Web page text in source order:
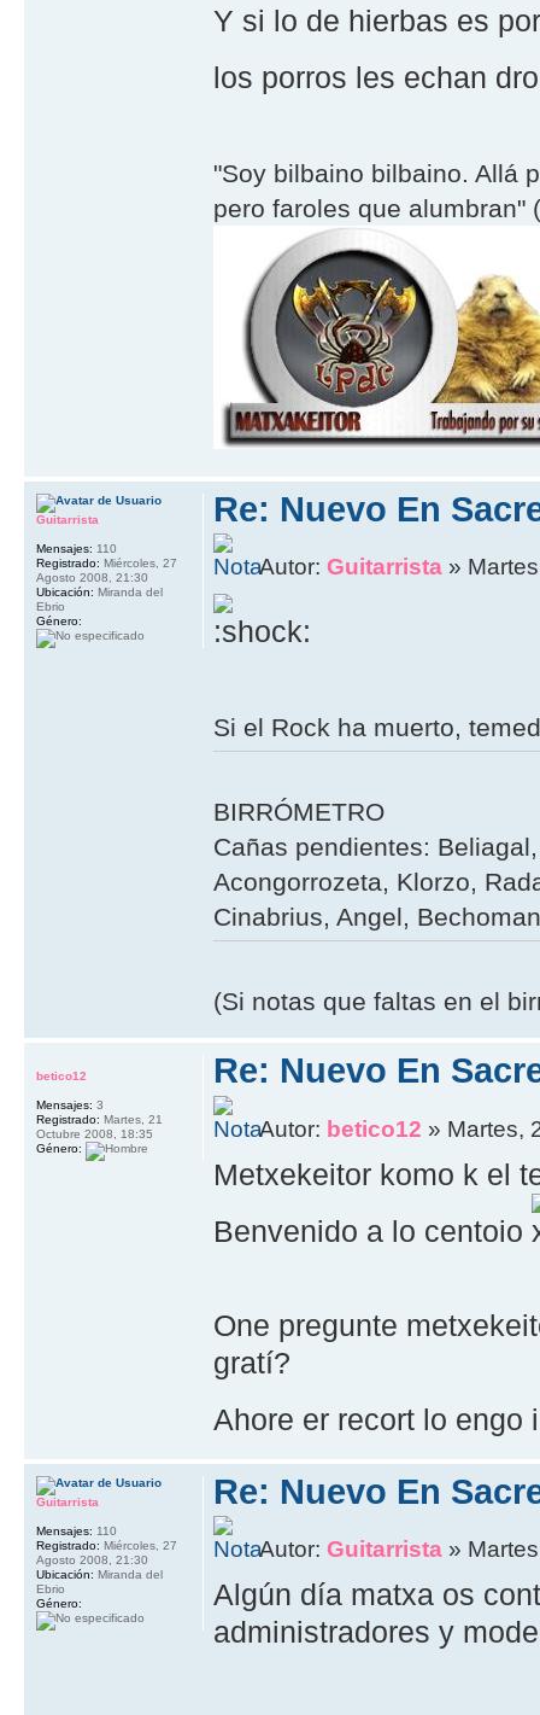
Y si lo de hierbas es
los porros les echan
"Soy bilbaino bilbaino. Allá
pero faroles que alumbran"
Re: Nuevo En
Autor:Guitarrista »
Si el Rock ha muerto,
BIRRÓMETRO
Cañas pendientes:
Acongorrozeta, Klorzo,
Cinabrius, Angel,
(Si notas que faltas en el
Guitarrista
Mensajes: 110
Registrado: Miércoles, 27
Agosto 2008, 21:30
Ubicación: Miranda del
Ebrio
Género:
Re: Nuevo En
Autor: betico12 » Martes,
Metxekeitor komo k el
Benvenido a lo centoio
One pregunte
gratí?
Ahore er recort lo engo
betico12
Mensajes: 3
Registrado: Martes, 21
Octubre 2008, 18:35
Género:
Re: Nuevo En
Autor:Guitarrista »
Algún día matxa os
administradores y
Guitarrista
Mensajes: 110
Registrado: Miércoles, 27
Agosto 2008, 21:30
Ubicación: Miranda del
Ebrio
Género: